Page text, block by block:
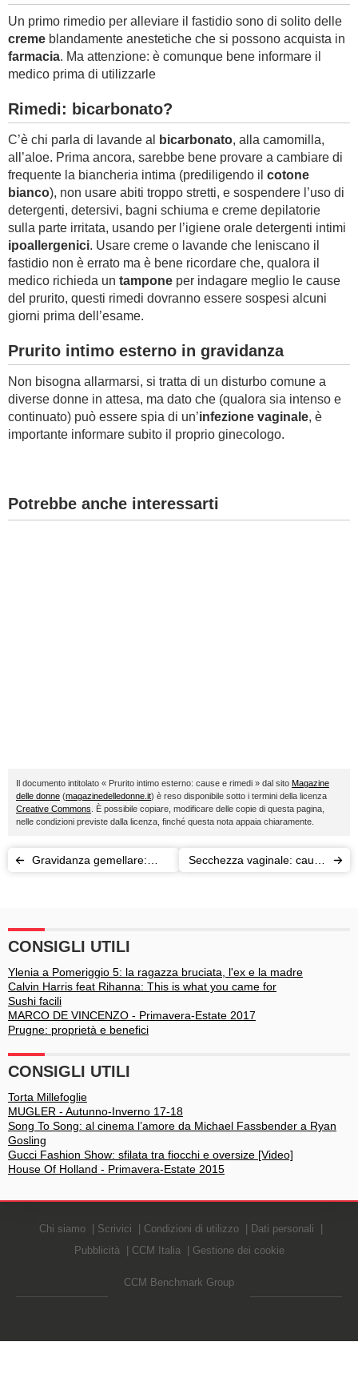
Un primo rimedio per alleviare il fastidio sono di solito delle
creme blandamente anestetiche che si possono acquista in
farmacia. Ma attenzione: è comunque bene informare il
medico prima di utilizzarle
Rimedi: bicarbonato?
C’è chi parla di lavande al bicarbonato, alla camomilla,
all’aloe. Prima ancora, sarebbe bene provare a cambiare di
frequente la biancheria intima (prediligendo il cotone
bianco), non usare abiti troppo stretti, e sospendere l’uso di
detergenti, detersivi, bagni schiuma e creme depilatorie
sulla parte irritata, usando per l’igiene orale detergenti intimi
ipoallergenici. Usare creme o lavande che leniscano il
fastidio non è errato ma è bene ricordare che, qualora il
medico richieda un tampone per indagare meglio le cause
del prurito, questi rimedi dovranno essere sospesi alcuni
giorni prima dell’esame.
Prurito intimo esterno in gravidanza
Non bisogna allarmarsi, si tratta di un disturbo comune a
diverse donne in attesa, ma dato che (qualora sia intenso e
continuato) può essere spia di un’infezione vaginale, è
importante informare subito il proprio ginecologo.
Potrebbe anche interessarti
Il documento intitolato « Prurito intimo esterno: cause e rimedi » dal sito Magazine
delle donne (magazinedelledonne.it) è reso disponibile sotto i termini della licenza
Creative Commons . È possibile copiare, modificare delle copie di questa pagina,
nelle condizioni previste dalla licenza, finché questa nota appaia chiaramente.
Gravidanza gemellare:
Secchezza vaginale: cause
CONSIGLI UTILI
Ylenia a Pomeriggio 5: la ragazza bruciata, l'ex e la madre
Calvin Harris feat Rihanna: This is what you came for
Sushi facili
MARCO DE VINCENZO - Primavera-Estate 2017
Prugne: proprietà e benefici
CONSIGLI UTILI
Torta Millefoglie
MUGLER - Autunno-Inverno 17-18
Song To Song: al cinema l’amore da Michael Fassbender a Ryan
Gosling
Gucci Fashion Show: sfilata tra fiocchi e oversize [Video]
House Of Holland - Primavera-Estate 2015
Chi siamo Scrivici Condizioni di utilizzo
Dati personali
Pubblicità
CCM Italia Gestione dei cookie
CCM Benchmark Group